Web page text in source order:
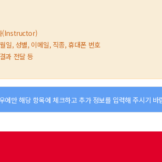
(Instructor)
일, 성별, 이메일, 직종, 휴대폰 번호
과 전달 등
만 해당 항목에 체크하고 추가 정보를 입력해 주시기 바